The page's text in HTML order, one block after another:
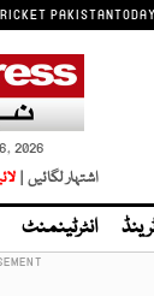
PAKISTAN
2026
اشتہار لگائیں |
انٹرٹینمنٹ